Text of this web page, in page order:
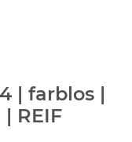
| farblos |
REIF